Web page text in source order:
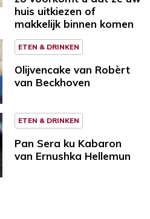
huis uitkiezen of
makkelijk binnen komen
ETEN & DRINKEN
Olijvencake van Robèrt
van Beckhoven
ETEN & DRINKEN
Pan Sera ku Kabaron
van Ernushka Hellemun